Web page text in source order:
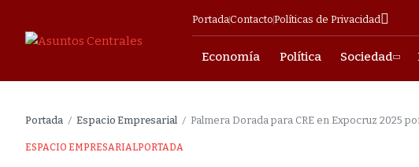
PortadaContactoPolíticas de Privacidad
Economía Política Sociedad
y
Portada / Espacio Empresarial / Palmera Dorada para CRE en Expocruz 2025
ESPACIO EMPRESARIALPORTADA